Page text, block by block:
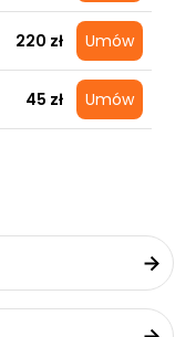
220 zł Umów
45 zł Umów